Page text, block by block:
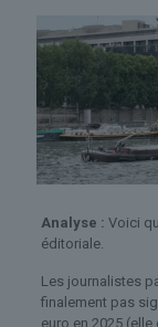
Analyse : Voici
éditoriale.
Les journalistes
finalement pas
euro en 2025 (elle